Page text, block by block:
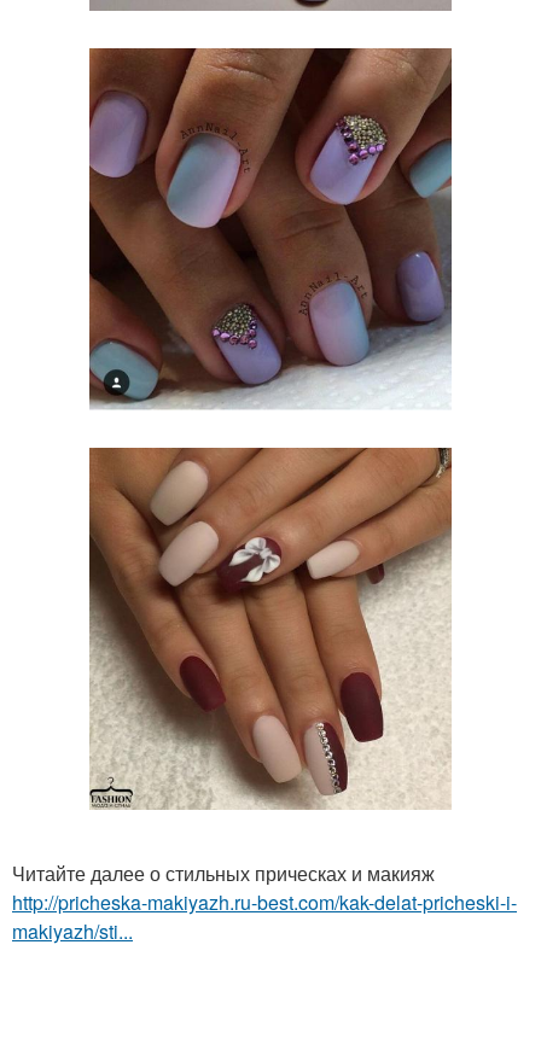
Читайте далее о стильных прическах и макияж
http://pricheska-makiyazh.ru-best.com/kak-delat-pricheski-i-
makiyazh/sti...